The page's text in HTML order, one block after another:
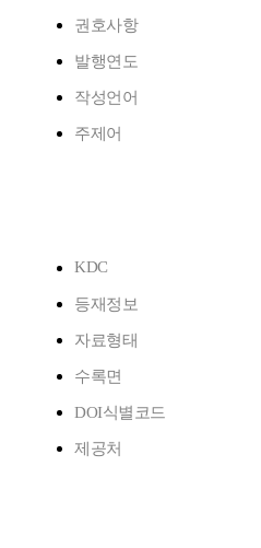
권호사항
발행연도
작성언어
주제어
KDC
등재정보
자료형태
수록면
DOI식별코드
제공처